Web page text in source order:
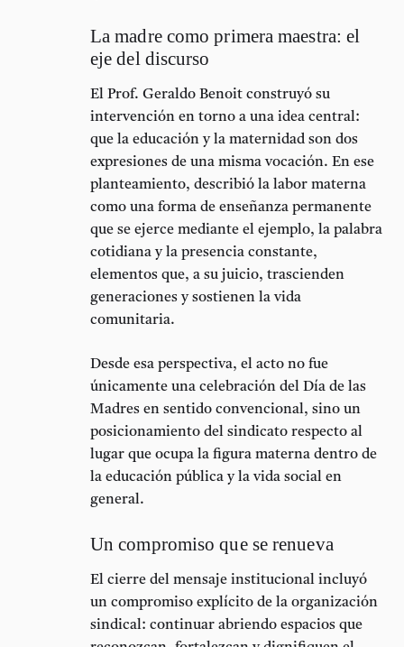
La madre como primera maestra: el
eje del discurso
El Prof. Geraldo Benoit construyó su
intervención en torno a una idea central:
que la educación y la maternidad son dos
expresiones de una misma vocación. En ese
planteamiento, describió la labor materna
como una forma de enseñanza permanente
que se ejerce mediante el ejemplo, la palabra
cotidiana y la presencia constante,
elementos que, a su juicio, trascienden
generaciones y sostienen la vida
comunitaria.
Desde esa perspectiva, el acto no fue
únicamente una celebración del Día de las
Madres en sentido convencional, sino un
posicionamiento del sindicato respecto al
lugar que ocupa la figura materna dentro de
la educación pública y la vida social en
general.
Un compromiso que se renueva
El cierre del mensaje institucional incluyó
un compromiso explícito de la organización
sindical: continuar abriendo espacios que